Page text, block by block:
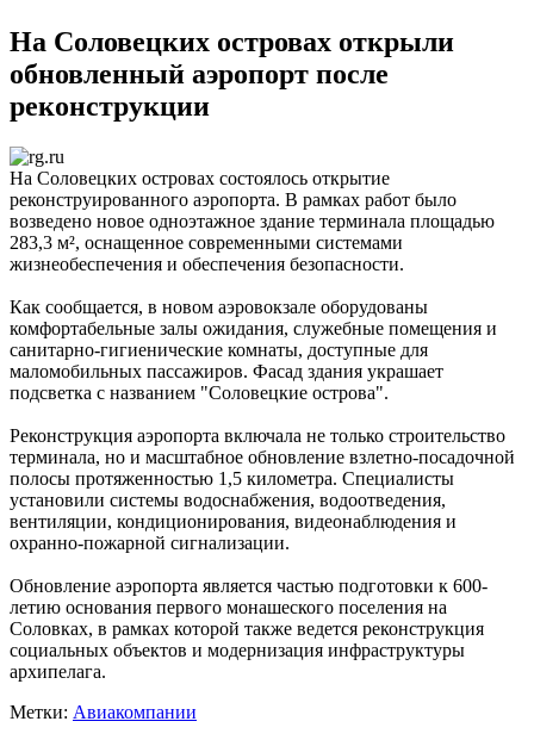
На Соловецких островах открыли
обновленный аэропорт после
реконструкции
На Соловецких островах состоялось открытие
реконструированного аэропорта. В рамках работ было
возведено новое одноэтажное здание терминала площадью
283,3 м², оснащенное современными системами
жизнеобеспечения и обеспечения безопасности.
Как сообщается, в новом аэровокзале оборудованы
комфортабельные залы ожидания, служебные помещения и
санитарно-гигиенические комнаты, доступные для
маломобильных пассажиров. Фасад здания украшает
подсветка с названием "Соловецкие острова".
Реконструкция аэропорта включала не только строительство
терминала, но и масштабное обновление взлетно-посадочной
полосы протяженностью 1,5 километра. Специалисты
установили системы водоснабжения, водоотведения,
вентиляции, кондиционирования, видеонаблюдения и
охранно-пожарной сигнализации.
Обновление аэропорта является частью подготовки к 600-
летию основания первого монашеского поселения на
Соловках, в рамках которой также ведется реконструкция
социальных объектов и модернизация инфраструктуры
архипелага.
Метки: Авиакомпании